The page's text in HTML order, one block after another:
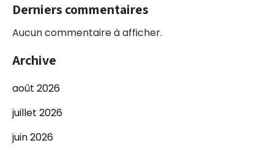
Derniers commentaires
Aucun commentaire à afficher.
Archive
août 2026
juillet 2026
juin 2026